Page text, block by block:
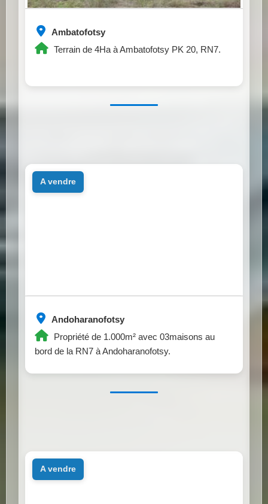
Ambatofotsy
Terrain de 4Ha à Ambatofotsy PK 20, RN7.
Andoharanofotsy
Propriété de 1.000m² avec 03maisons au
bord de la RN7 à Andoharanofotsy.
a vendre
a vendre